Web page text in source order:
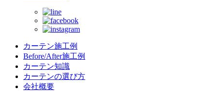
カーテン施工例
Before/After施工例
カーテン知識
カーテンの選び方
会社概要